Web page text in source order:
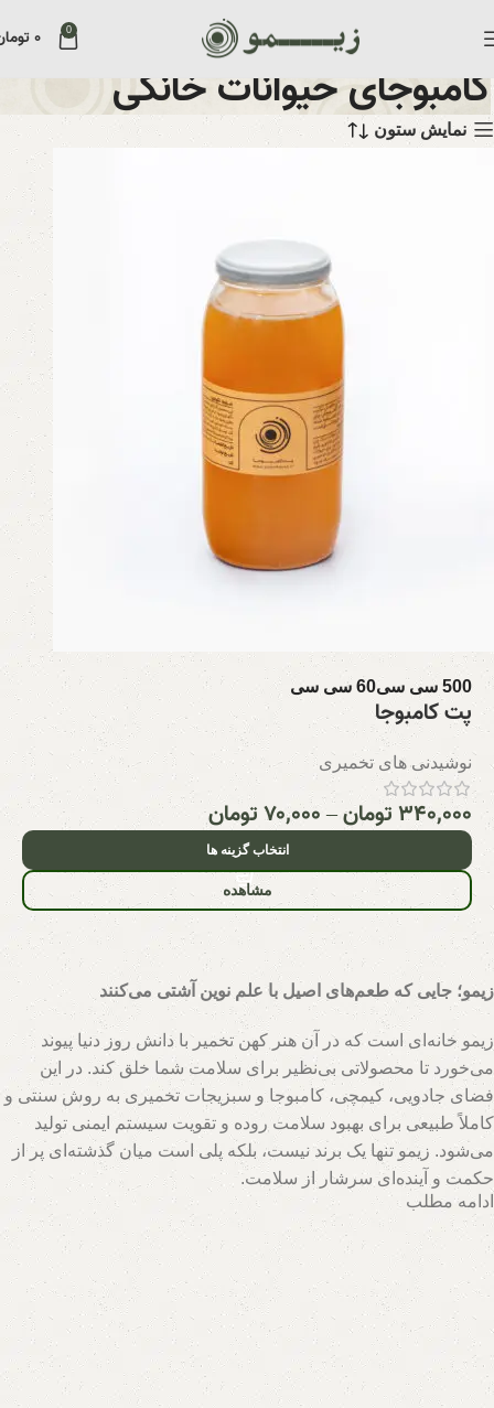
0 ۰
کامبوجای حیوانات خانگی
نمایش ستون
500 سی سی 60 سی سی
پت کامبوجا
نوشیدنی های تخمیری
۳۴۰,۰۰۰تومان–۷۰,۰۰۰تومان
انتخاب گزینه ها
مشاهده
زیمو؛ جایی که طعم‌های اصیل با علم نوین آشتی می‌کنند
زیمو خانه‌ای است که در آن هنر کهن تخمیر با دانش روز دنیا پیوند
می‌خورد تا محصولاتی بی‌نظیر برای سلامت شما خلق کند. در این
فضای جادویی، کیمچی، کامبوجا و سبزیجات تخمیری به روش سنتی و
کاملاً طبیعی برای بهبود سلامت روده و تقویت سیستم ایمنی تولید
می‌شود. زیمو تنها یک برند نیست، بلکه پلی است میان گذشته‌ای پر از
حکمت و آینده‌ای سرشار از سلامت.
تیم متخصصان زیمو با بهره‌گیری از روش‌های نوین و حفظ اصالت
فرآیندهای تخمیر، محصولاتی با بالاترین سطح خواص تغذیه‌ای تولید
می‌کند. اینجا جایی است که هر قطره سرکه سیب، هر برگ سبزی
تخمیری و هر جرعه نوشیدنی پروبیوتیک، داستانی از عشق به طبیعت و
علاقه به سلامت انسان روایت می‌کند. با زیمو، شما نه تنها محصولی
خریداری می‌کنید، بلکه سبک زندگی‌ای طبیعی و پایدار را انتخاب
می‌کنید که ریشه در فرهنگ اصیل و شاخه در آسمان علم امروز دارد.
ادامه مطلب